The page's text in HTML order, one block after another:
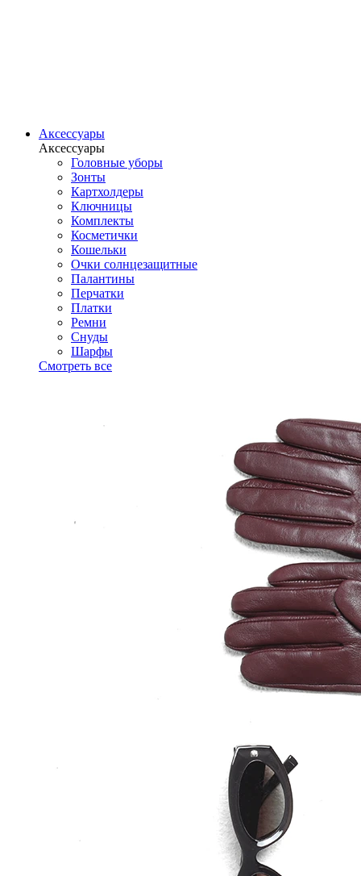
Аксессуары
Аксессуары
Головные уборы
Зонты
Картхолдеры
Ключницы
Комплекты
Косметички
Кошельки
Очки солнцезащитные
Палантины
Перчатки
Платки
Ремни
Снуды
Шарфы
Смотреть все